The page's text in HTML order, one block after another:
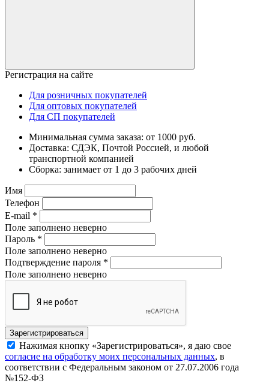
Регистрация на сайте
Для розничных покупателей
Для оптовых покупателей
Для СП покупателей
Минимальная сумма заказа: от 1000 руб.
Доставка: СДЭК, Почтой Россией, и любой
транспортной компанией
Сборка: занимает от 1 до 3 рабочих дней
Имя
Телефон
E-mail *
Поле заполнено неверно
Пароль *
Поле заполнено неверно
Подтверждение пароля *
Поле заполнено неверно
Нажимая кнопку «Зарегистрироваться», я даю свое
согласие на обработку моих персональных данных, в
соответствии с Федеральным законом от 27.07.2006 года
№152-ФЗ